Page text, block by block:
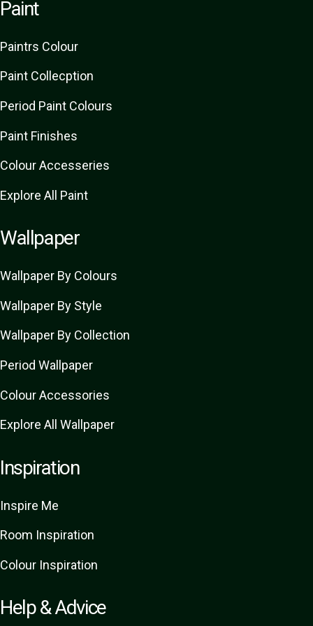
Paint
Paintrs Colour
Paint Collecption
Period Paint Colours
Paint Finishes
Colour Accesseries
Explore All Paint
Wallpaper
Wallpaper By Colours
Wallpaper By Style
Wallpaper By Collection
Period Wallpaper
Colour Accessories
Explore All Wallpaper
Inspiration
Inspire Me
Room Inspiration
Colour Inspiration
Help & Advice